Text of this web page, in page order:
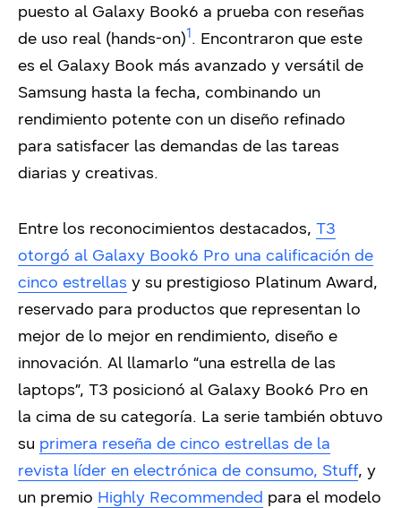
puesto al Galaxy Book6 a prueba con reseñas
de uso real (hands-on)1. Encontraron que este
es el Galaxy Book más avanzado y versátil de
Samsung hasta la fecha, combinando un
rendimiento potente con un diseño refinado
para satisfacer las demandas de las tareas
diarias y creativas.
Entre los reconocimientos destacados, T3
otorgó al Galaxy Book6 Pro una calificación de
cinco estrellas y su prestigioso Platinum Award,
reservado para productos que representan lo
mejor de lo mejor en rendimiento, diseño e
innovación. Al llamarlo “una estrella de las
laptops”, T3 posicionó al Galaxy Book6 Pro en
la cima de su categoría. La serie también obtuvo
su primera reseña de cinco estrellas de la
revista líder en electrónica de consumo, Stuff, y
un premio Highly Recommended para el modelo